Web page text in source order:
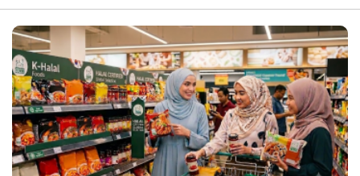
TradePro's
초이스
1:1상담
오픈상담
AI
상담
전문가
채용
무역현장컨설팅
FTA컨설팅
용어
서식
회계
사례
무역실무
매뉴얼
건의
Q&A
자주묻는
질문